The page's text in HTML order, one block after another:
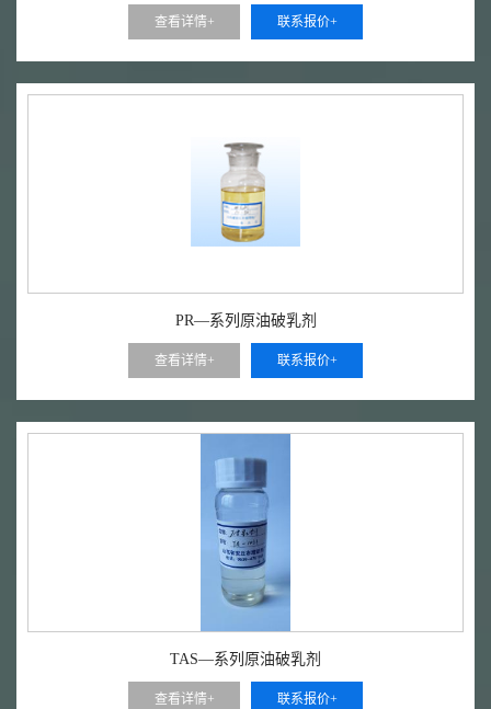
查看详情+ 联系报价+
PR—系列原油破乳剂
查看详情+ 联系报价+
TAS—系列原油破乳剂
查看详情+ 联系报价+